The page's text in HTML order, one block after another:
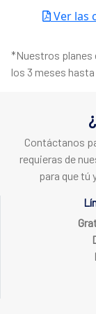
Ver las
*Nuestros planes
los 3 meses
Contáctanos
requieras de
para que tú